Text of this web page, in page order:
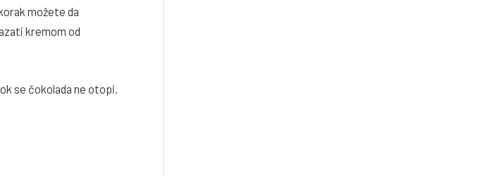
možete da
kremom od
se čokolada ne otopi.